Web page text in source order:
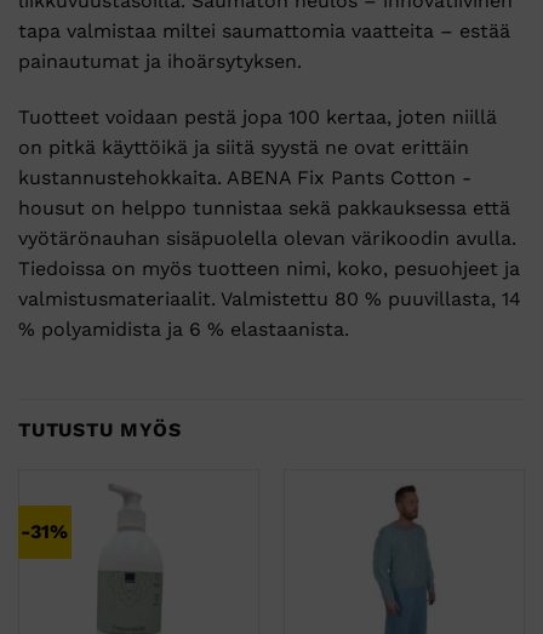
tapa valmistaa miltei saumattomia vaatteita – estää
painautumat ja ihoärsytyksen.
Tuotteet voidaan pestä jopa 100 kertaa, joten niillä
on pitkä käyttöikä ja siitä syystä ne ovat erittäin
kustannustehokkaita. ABENA Fix Pants Cotton -
housut on helppo tunnistaa sekä pakkauksessa että
vyötärönauhan sisäpuolella olevan värikoodin avulla.
Tiedoissa on myös tuotteen nimi, koko, pesuohjeet ja
valmistusmateriaalit. Valmistettu 80 % puuvillasta, 14
% polyamidista ja 6 % elastaanista.
TUTUSTU MYÖS
-31%